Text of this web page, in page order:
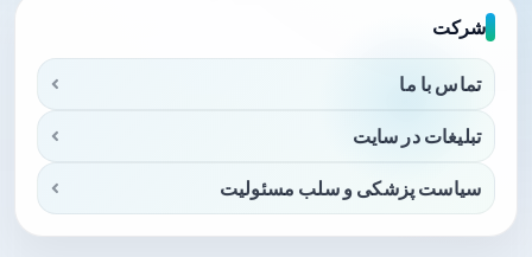
شرکت
تماس با ما
تبلیغات در سایت
سیاست پزشکی و سلب مسئولیت